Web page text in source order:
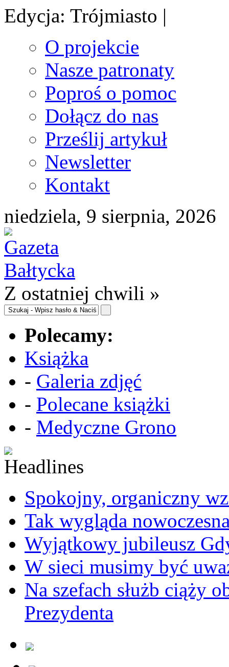
Edycja: Trójmiasto |
O projekcie
Nasze patronaty
Poproś o pomoc
Dołącz do nas
Prześlij artykuł
Newsletter
Kontakt
niedziela, 9 sierpnia, 2026
Z ostatniej chwili »
Polecamy:
Książka
- Galeria zdjęć
- Polecane książki
- Medyczne Grono
Spokojny, organiczny
Tak wygląda
Wyjątkowy jubileusz
W sieci musimy być
Na szefach służb ciąży
Prezydenta